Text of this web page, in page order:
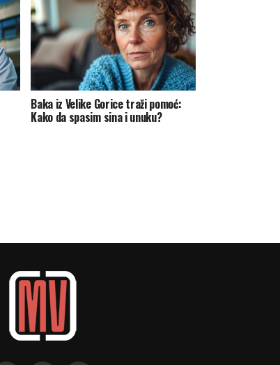
Baka iz Velike Gorice traži pomoć:
Kako da spasim sina i unuku?